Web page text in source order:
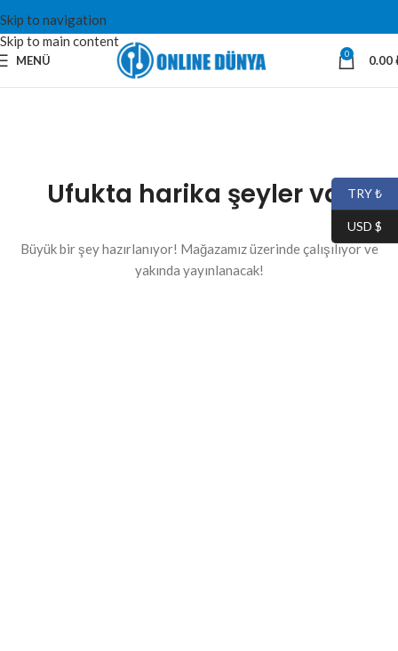
Skip to navigation
Skip to main content
MENÜ 0 0.00
Ufukta harika şeyler var
Büyük bir şey hazırlanıyor! Mağazamız üzerinde çalışılıyor ve
yakında yayınlanacak!
TRY ₺
USD $